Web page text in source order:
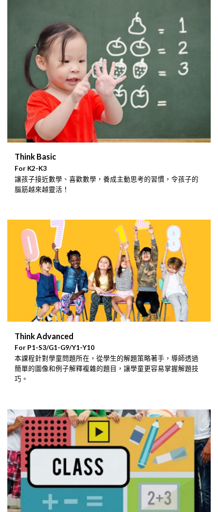
Think Basic
For K2-K3
讓孩子接近數學、喜歡數學，養成主動思考的習慣，令孩子的
腦筋越來越靈活！
Think Advanced
For P1-S3/G1-G9/Y1-Y10
本課程針對學童問題所在，從學生的解題策略著手，導師透過
簡單的圖像和例子解釋複雜的題目，讓學童更容易掌握解題技
巧。